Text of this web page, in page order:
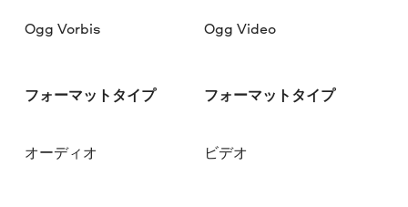
Ogg Vorbis
フォーマットタイプ
オーディオ
Ogg Video
フォーマットタイプ
ビデオ